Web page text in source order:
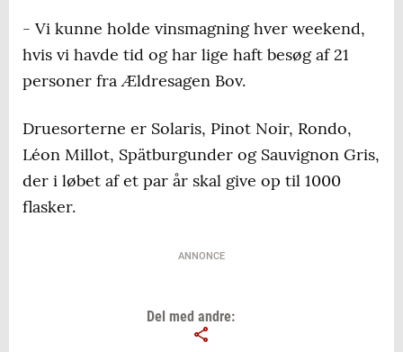
- Vi kunne holde vinsmagning hver weekend,
hvis vi havde tid og har lige haft besøg af 21
personer fra Ældresagen Bov.
Druesorterne er Solaris, Pinot Noir, Rondo,
Léon Millot, Spätburgunder og Sauvignon Gris,
der i løbet af et par år skal give op til 1000
flasker.
ANNONCE
Del med andre: